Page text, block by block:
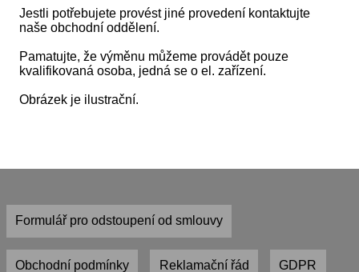
Jestli potřebujete provést jiné provedení kontaktujte
naše obchodní oddělení.
Pamatujte, že výměnu můžeme provádět pouze
kvalifikovaná osoba, jedná se o el. zařízení.
Obrázek je ilustrační.
Formulář pro odstoupení od smlouvy
Obchodní podmínky Reklamační řád GDPR